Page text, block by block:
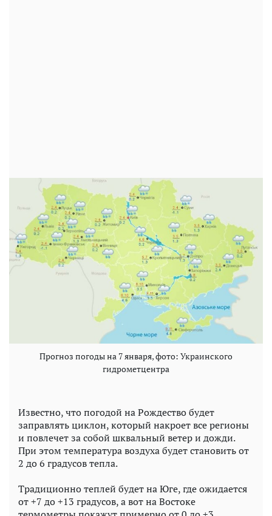
Прогноз погоды на 7 января, фото: Украинского
гидрометцентра
Известно, что погодой на Рождество будет
заправлять циклон, который накроет все регионы
и повлечет за собой шквальный ветер и дожди.
При этом температура воздуха будет становить от
2 до 6 градусов тепла.
Традиционно теплей будет на Юге, где ожидается
от +7 до +13 градусов, а вот на Востоке